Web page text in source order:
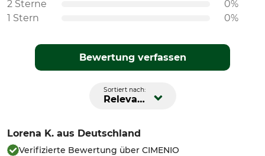
2 Sterne
0%
1 Stern
0%
Bewertung verfassen
Sortiert nach:
Relevanz
Lorena K. aus Deutschland
Verifizierte Bewertung über CIMENIO